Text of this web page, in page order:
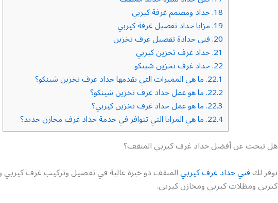
18. حداد ومصمم غرفة كيربي
19. مزايا حداد تفصيل غرفة كيربي
20. فني حدادة تفصيل غرف تخزين
21. حداد غرف تخزين كيربي
22. حداد غرف تخزين شينكو
22.1. ما هي المميزات التي يقدمها حداد غرف تخزين شينكو؟
22.2. ما هو عمل حداد غرف تخزين شينكو؟
22.3. ما هو عمل حداد غرف تخزين كيربي؟
22.4. ما هي المزايا التي تتوافر في خدمة حداد غرف مخازن حديد؟
هل تبحث عن أفضل حداد غرف كيربي المنقف؟
نوفر لكفني حداد غرف كيربيالمنقف ذو خبرة عالية في تفصيل وتركيب غرف
كيربي ومظلات كيربي ومخازن كيربي.